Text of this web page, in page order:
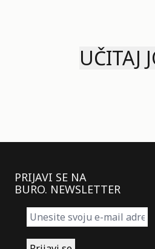
UČITAJ
PRIJAVI SE NA
BURO. NEWSLETTER